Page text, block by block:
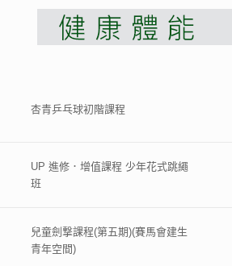
杏青乒乓球初階課程
UP 進修．增值課程 少年花式跳繩
班
兒童劍撃課程(第五期)(賽馬會建生
青年空間)